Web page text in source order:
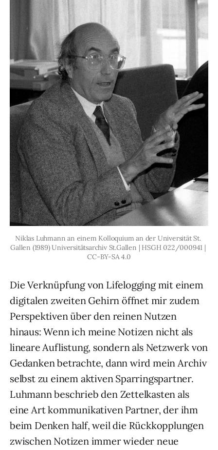
Niklas Luhmann an einem Kolloquium an der Universität St.
Gallen (1989) Universitätsarchiv St.Gallen | HSGH 022/000941 |
CC-BY-SA 4.0
Die Verknüpfung von Lifelogging mit einem
digitalen zweiten Gehirn öffnet mir zudem
Perspektiven über den reinen Nutzen
hinaus: Wenn ich meine Notizen nicht als
lineare Auflistung, sondern als Netzwerk von
Gedanken betrachte, dann wird mein Archiv
selbst zu einem aktiven Sparringspartner.
Luhmann beschrieb den Zettelkasten als
eine Art kommunikativen Partner, der ihm
beim Denken half, weil die Rückkopplungen
zwischen Notizen immer wieder neue